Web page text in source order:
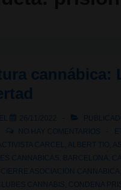
cannábica:
26/11/2022
NO HAY COMENTARIOS
ACTIVISTA CARCEL ALBERT TIO
CANNABICAS
BARCELONA
CIERRE ASOCIACION CANNABICA
CANNABIS CONDENA